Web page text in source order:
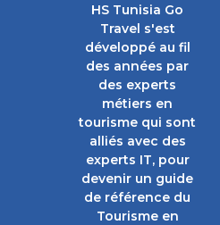
HS Tunisia Go
Travel s'est
développé au fil
des années par
des experts
métiers en
tourisme qui sont
alliés avec des
experts IT, pour
devenir un guide
de référence du
Tourisme en